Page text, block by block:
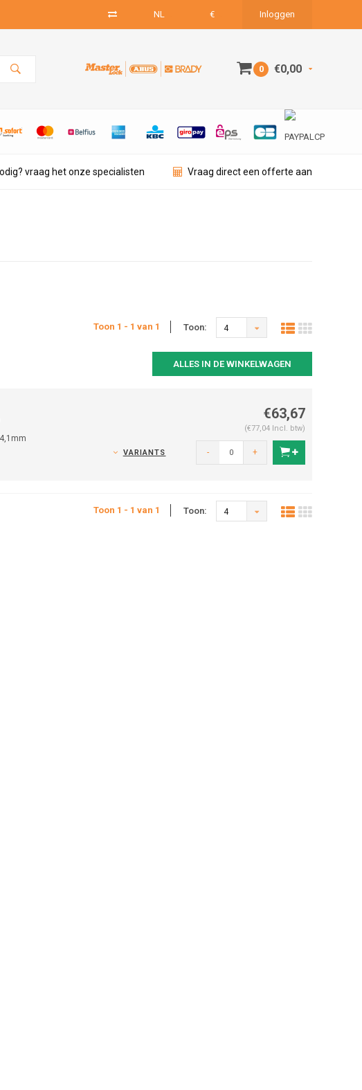
NL € Inloggen
0 €0,00
vraag het onze specialisten Vraag direct een offerte aan
Toon 1 - 1 van 1 Toon: 4
ALLES IN DE WINKELWAGEN
€63,67
(€77,04 Incl. btw)
VARIANTS - +
Toon 1 - 1 van 1 Toon: 4